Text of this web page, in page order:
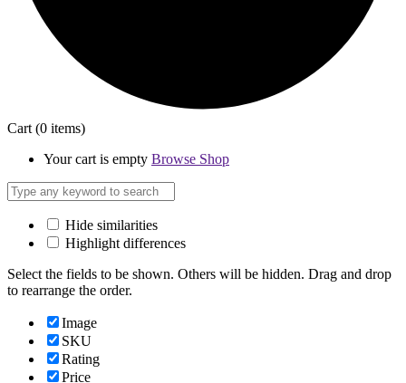
Cart (0 items)
Your cart is empty Browse Shop
Hide similarities
Highlight differences
Select the fields to be shown. Others will be hidden. Drag and drop
to rearrange the order.
Image
SKU
Rating
Price